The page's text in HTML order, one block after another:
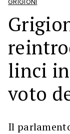
GRIGIONI
linci
voto
Il